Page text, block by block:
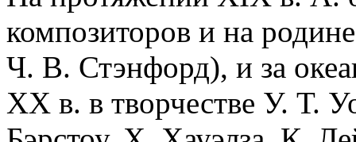
композиторов и на
Ч. В. Стэнфорд), и за
XX в. в творчестве У. Т.